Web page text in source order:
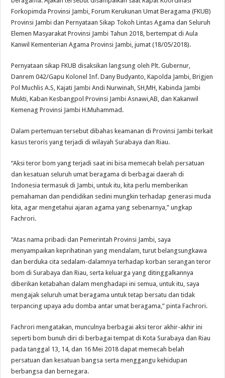
Forkopimda Provinsi Jambi, Forum Kerukunan Umat Beragama (FKUB)
Provinsi Jambi dan Pernyataan Sikap Tokoh Lintas Agama dan Seluruh
Elemen Masyarakat Provinsi Jambi Tahun 2018, bertempat di Aula
Kanwil Kementerian Agama Provinsi Jambi, jumat (18/05/2018).
Pernyataan sikap FKUB disaksikan langsung oleh Plt. Gubernur,
Danrem 042/Gapu Kolonel Inf. Dany Budyanto, Kapolda Jambi, Brigjen
Pol Muchlis A.S, Kajati Jambi Andi Nurwinah, SH,MH, Kabinda Jambi
Mukti, Kaban Kesbangpol Provinsi Jambi Asnawi,AB, dan Kakanwil
Kemenag Provinsi Jambi H.Muhammad.
Dalam pertemuan tersebut dibahas keamanan di Provinsi Jambi terkait
kasus teroris yang terjadi di wilayah Surabaya dan Riau.
“Aksi teror bom yang terjadi saat ini bisa memecah belah persatuan
dan kesatuan seluruh umat beragama di berbagai daerah di
Indonesia termasuk di Jambi, untuk itu, kita perlu memberikan
pemahaman dan pendidikan sedini mungkin terhadap generasi muda
kita, agar mengetahui ajaran agama yang sebenarnya,” ungkap
Fachrori.
“Atas nama pribadi dan Pemerintah Provinsi Jambi, saya
menyampaikan keprihatinan yang mendalam, turut belangsungkawa
dan berduka cita sedalam-dalamnya terhadap korban serangan teror
bom di Surabaya dan Riau, serta keluarga yang ditinggalkannya
diberikan ketabahan dalam menghadapi ini semua, untuk itu, saya
mengajak seluruh umat beragama untuk tetap bersatu dan tidak
terpancing upaya adu domba antar umat beragama,” pinta Fachrori.
Fachrori mengatakan, munculnya berbagai aksi teror akhir-akhir ini
seperti bom bunuh diri di berbagai tempat di Kota Surabaya dan Riau
pada tanggal 13, 14, dan 16 Mei 2018 dapat memecah belah
persatuan dan kesatuan bangsa serta menggangu kehidupan
berbangsa dan bernegara.